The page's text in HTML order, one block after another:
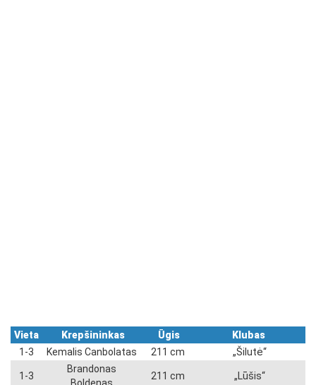
Vieta Krepšininkas Ūgis
Klubas
1-3
Kemalis Canbolatas 211 cm „Šilutė“
1-3
Brandonas
211 cm „Lūšis“